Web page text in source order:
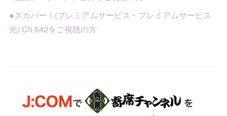
●スカパー！(プレミアムサービス・プレミアムサービス
光) Ch.542をご視聴の方